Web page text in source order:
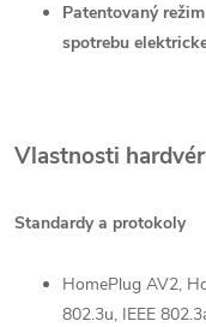
Patentovaný
spotrebu
Vlastnosti
Standardy a protokoly
HomePlug AV2,
802.3u, IEEE